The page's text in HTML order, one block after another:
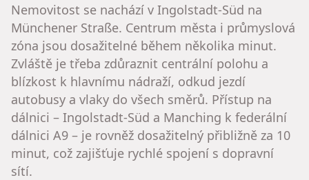
Nemovitost se nachází v Ingolstadt-Süd na
Münchener Straße. Centrum města i průmyslová
zóna jsou dosažitelné během několika minut.
Zvláště je třeba zdůraznit centrální polohu a
blízkost k hlavnímu nádraží, odkud jezdí
autobusy a vlaky do všech směrů. Přístup na
dálnici – Ingolstadt-Süd a Manching k federální
dálnici A9 – je rovněž dosažitelný přibližně za 10
minut, což zajišťuje rychlé spojení s dopravní
sítí.